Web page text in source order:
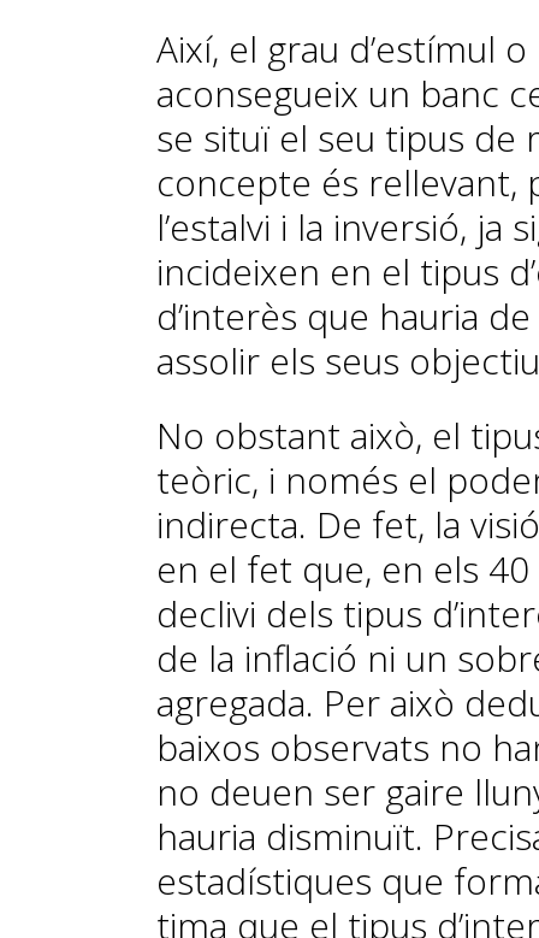
Així, el grau d’estímul
aconsegueix un banc
se situï el seu tipus de
concepte és rellevant,
l’estalvi i la inversió, ja
incideixen en el tipus
d’interès que hauria
assolir els seus
No obstant això, el
teòric, i només el
indirecta. De fet, la
en el fet que, en els
declivi dels tipus
de la inflació ni un
agregada. Per això
baixos observats no
no deuen ser gaire
hauria disminuït.
estadístiques que
tima que el tipus